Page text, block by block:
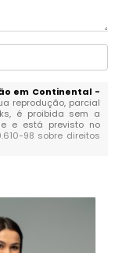
em Continental -
reprodução, parcial
é proibida sem a
e está previsto no
98 sobre direitos